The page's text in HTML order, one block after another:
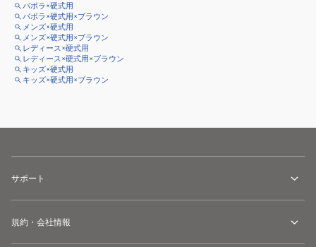
バボラ×硬式用
バボラ×硬式用×ブラウン
メンズ×硬式用
メンズ×硬式用×ブラウン
レディース×硬式用
レディース×硬式用×ブラウン
キッズ×硬式用
キッズ×硬式用×ブラウン
サポート
規約・会社情報